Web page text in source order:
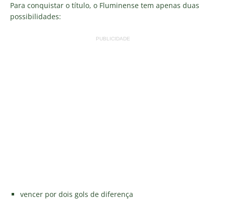
Para conquistar o título, o Fluminense tem apenas duas
possibilidades:
PUBLICIDADE
vencer por dois gols de diferença